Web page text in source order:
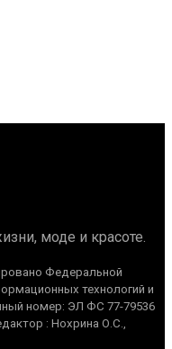
моде и красоте.
Федеральной
технологий и
номер: ЭЛ ФС 77-79536
: Нохрина О.С.,